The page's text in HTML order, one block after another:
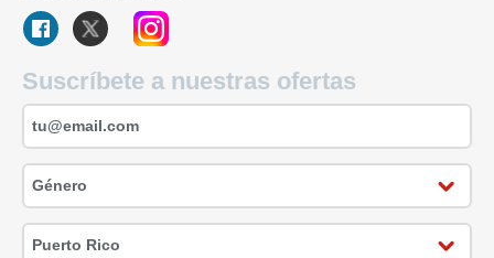
Suscríbete a nuestras ofertas